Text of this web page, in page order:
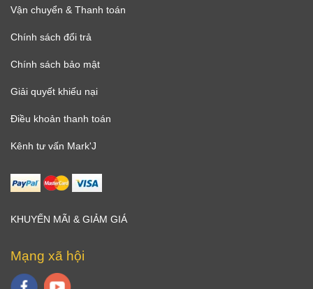
Vận chuyển & Thanh toán
Chính sách đổi trả
Chính sách bảo mật
Giải quyết khiếu nại
Điều khoản thanh toán
Kênh tư vấn Mark'J
KHUYẾN MÃI & GIẢM GIÁ
Mạng xã hội